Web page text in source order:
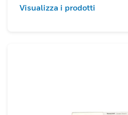
Visualizza i prodotti